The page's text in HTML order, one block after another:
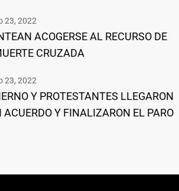
23, 2022
ACOGERSE AL RECURSO DE
CRUZADA
23, 2022
Y PROTESTANTES LLEGARON
ACUERDO Y FINALIZARON EL PARO